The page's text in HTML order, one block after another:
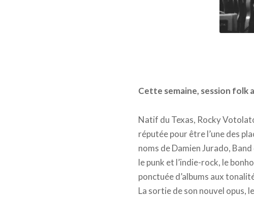
Cette semaine, session folk
Natif du Texas, Rocky
réputée pour être l’une des
noms de Damien Jurado,
le punk et l’indie-rock, le
ponctuée d’albums aux
La sortie de son nouvel opus,